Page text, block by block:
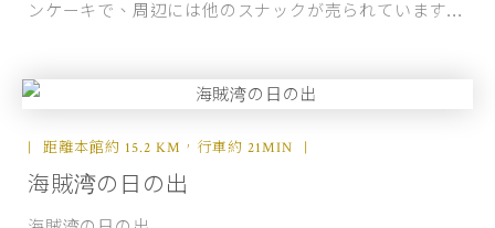
ンケーキで、周辺には他のスナックが売られています...
距離本館約 15.2 KM，行車約 21MIN
海賊湾の日の出